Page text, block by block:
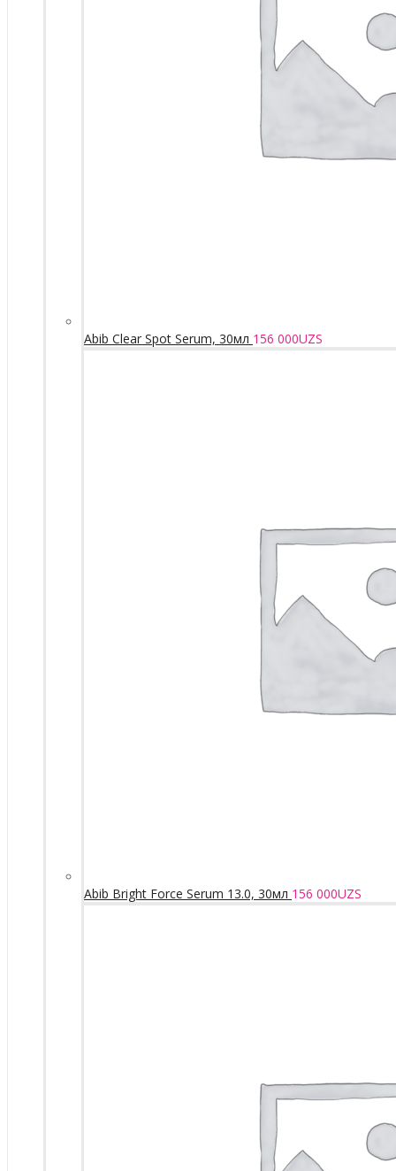
Abib Clear Spot Serum, 30мл 156 000UZS
Abib Bright Force Serum 13.0, 30мл 156 000UZS